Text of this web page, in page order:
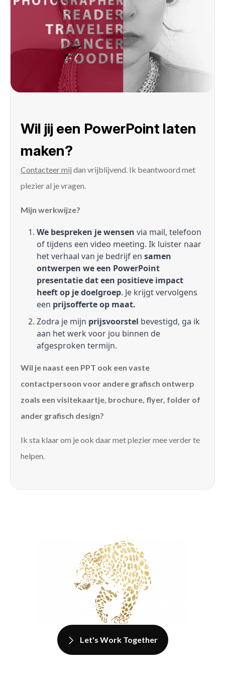
Wil jij een PowerPoint laten
maken?
Contacteer mij dan vrijblijvend. Ik beantwoord met
plezier al je vragen.
Mijn werkwijze?
We bespreken je wensen via mail, telefoon
of tijdens een video meeting. Ik luister naar
het verhaal van je bedrijf en samen
ontwerpen we een PowerPoint
presentatie dat een positieve impact
heeft op je doelgroep. Je krijgt vervolgens
een prijsofferte op maat.
Zodra je mijn prijsvoorstel bevestigd, ga ik
aan het werk voor jou binnen de
afgesproken termijn.
Wil je naast een PPT ook een vaste
contactpersoon voor andere grafisch ontwerp
zoals een visitekaartje, brochure, flyer, folder of
ander grafisch design?
Ik sta klaar om je ook daar met plezier mee verder te
helpen.
Let's Work Together